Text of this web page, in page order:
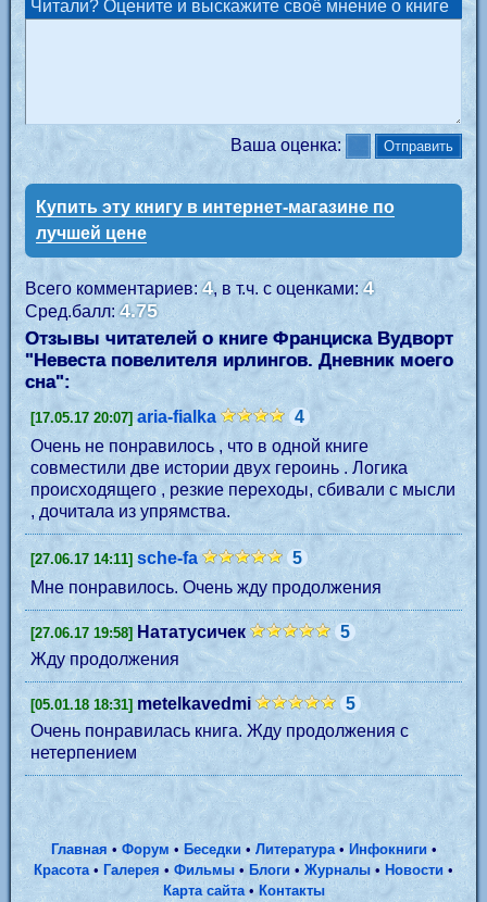
Читали? Оцените и выскажите своё мнение о книге
Ваша оценка:
Купить эту книгу в интернет-магазине по
лучшей цене
Всего комментариев:4, в т.ч. с оценками:4
Сред.балл:4.75
Отзывы читателей о книге Франциска Вудворт
"Невеста повелителя ирлингов. Дневник моего
сна":
[17.05.17 20:07] aria-fialka
4
Очень не понравилось , что в одной книге
совместили две истории двух героинь . Логика
происходящего , резкие переходы, сбивали с мысли
, дочитала из упрямства.
[27.06.17 14:11] sche-fa
5
Мне понравилось. Очень жду продолжения
[27.06.17 19:58] Нататусичек
5
Жду продолжения
[05.01.18 18:31] metelkavedmi
5
Очень понравилась книга. Жду продолжения с
нетерпением
Главная •Форум •Беседки• Литература• Инфокниги•
Красота• Галерея • Фильмы • Блоги • Журналы • Новости •
Карта сайта• Контакты